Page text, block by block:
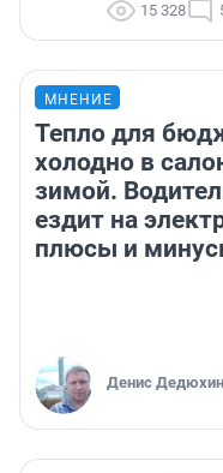
15 328
МНЕНИЕ
Тепло для
холодно в
зимой.
ездит на
плюсы и
Денис Дедюхин